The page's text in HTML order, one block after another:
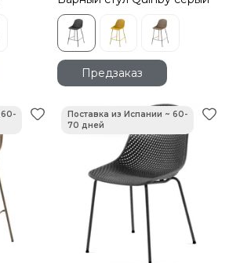
Предзаказ